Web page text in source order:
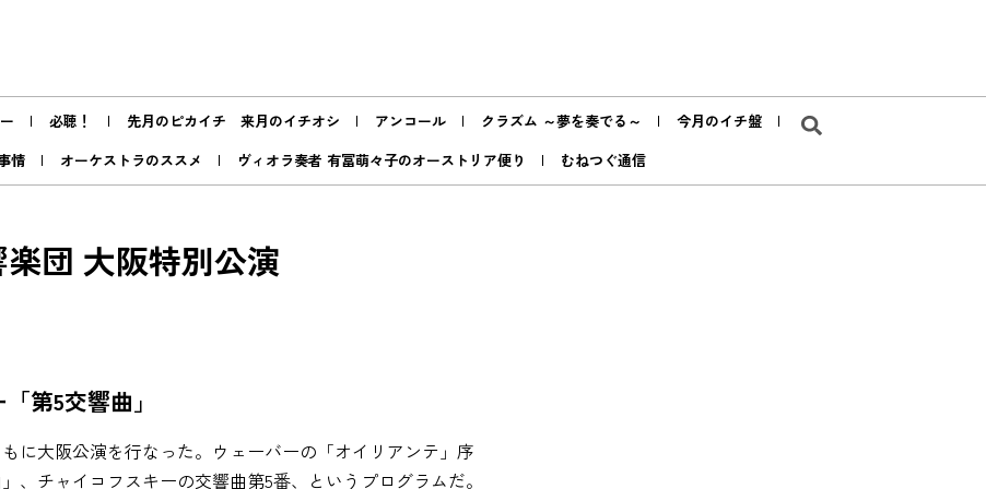
必聴！ 先月のピカイチ 来月のイチオシ アンコール クラズム ～夢を奏でる～
今月のイチ盤
情 オーケストラのススメ ヴィオラ奏者 有冨萌々子のオーストリア便り むねつぐ通信
団 大阪特別公演
第5交響曲」
に大阪公演を行なった。ウェーバーの「オイリアンテ」序
、チャイコフスキーの交響曲第5番、というプログラムだ。